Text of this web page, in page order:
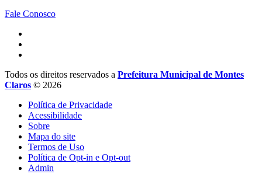
Fale Conosco
Todos os direitos reservados a Prefeitura Municipal de Montes
Claros © 2026
Política de Privacidade
Acessibilidade
Sobre
Mapa do site
Termos de Uso
Política de Opt-in e Opt-out
Admin